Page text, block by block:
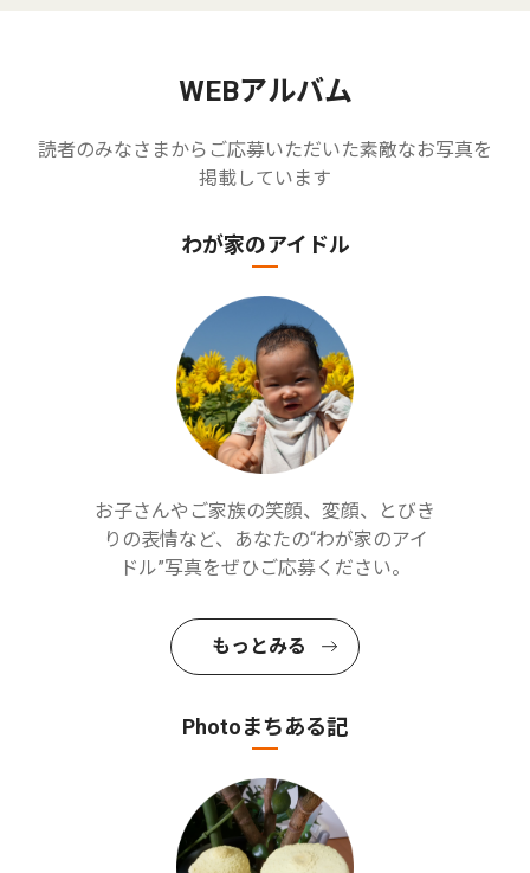
WEBアルバム
読者のみなさまからご応募いただいた素敵なお写真を
掲載しています
わが家のアイドル
お子さんやご家族の笑顔、変顔、とびき
りの表情など、あなたの“わが家のアイ
ドル”写真をぜひご応募ください。
もっとみる
Photoまちある記